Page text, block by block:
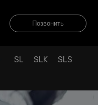
Позвонить
SL SLK
SLS